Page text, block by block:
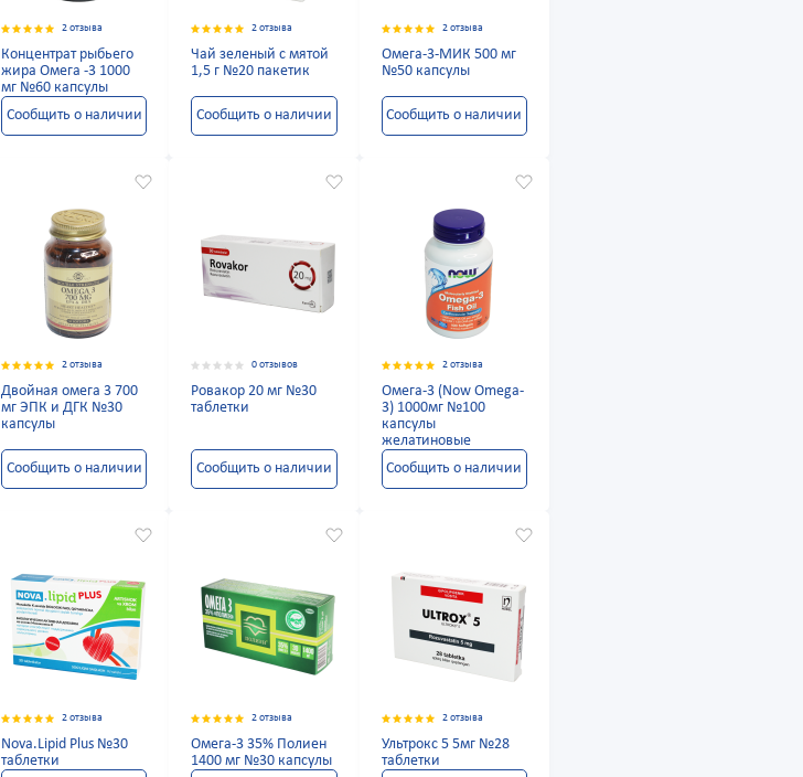
2 отзыва
Концентрат рыбьего
жира Омега -3 1000
мг №60 капсулы
Сообщить о наличии
2 отзыва
Чай зеленый с мятой
1,5 г №20 пакетик
Сообщить о наличии
2 отзыва
Омега-3-МИК 500 мг
№50 капсулы
Сообщить о наличии
2 отзыва
Двойная омега 3 700
мг ЭПК и ДГК №30
капсулы
Сообщить о наличии
0 отзывов
Ровакор 20 мг №30
таблетки
Сообщить о наличии
2 отзыва
Омега-3 (Now Omega-
3) 1000мг №100
капсулы
желатиновые
Сообщить о наличии
2 отзыва
Nova.Lipid Plus №30
таблетки
2 отзыва
Омега-3 35% Полиен
1400 мг №30 капсулы
2 отзыва
Ультрокс 5 5мг №28
таблетки